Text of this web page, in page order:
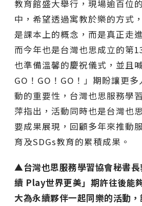
教育館盛大舉行，現場逾百位
中，希望透過寓教於樂的方式
是課本上的概念，而是真正走
而今年也是台灣也思成立的第
也準備溫馨的慶祝儀式，並且
GO！GO！GO！」期盼讓更
動的重要性，台灣也思服務學
萍指出，活動同時也是台灣也
要成果展現，回顧多年來推動
育及SDGs教育的累積成果。
▲台灣也思服務學習協會秘書
續 Play世界更美」期許往後能
大為永續夥伴一起同樂的活動，